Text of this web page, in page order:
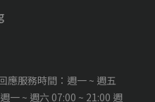
應服務時間：週一 ~ 週五
一 ~ 週六 07:00 ~ 21:00 週